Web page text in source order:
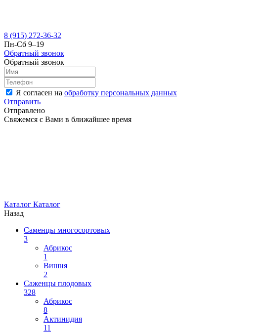
8 (915) 272-36-32
Пн-Сб 9–19
Обратный звонок
Обратный звонок
Я согласен на обработку персональных данных
Отправить
Отправлено
Свяжемся с Вами в ближайшее время
Каталог Каталог
Назад
Саменцы многосортовых
3
Абрикос
1
Вишня
2
Саженцы плодовых
328
Абрикос
8
Актинидия
11